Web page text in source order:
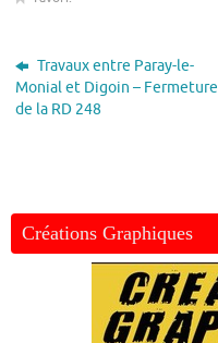
Travaux entre Paray-le-
Monial et Digoin – Fermeture
de la RD 248
Créations Graphiques